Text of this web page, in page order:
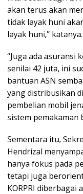
akan terus akan
tidak layak huni
layak huni,” katanya.
“Juga ada asuransi
senilai 42 juta, ini
bantuan ASN
yang distribusikan
pembelian mobil
sistem pemakaman
Sementara itu,
Hendrizal
hanya fokus pada
tetapi juga
KORPRI diberbagai